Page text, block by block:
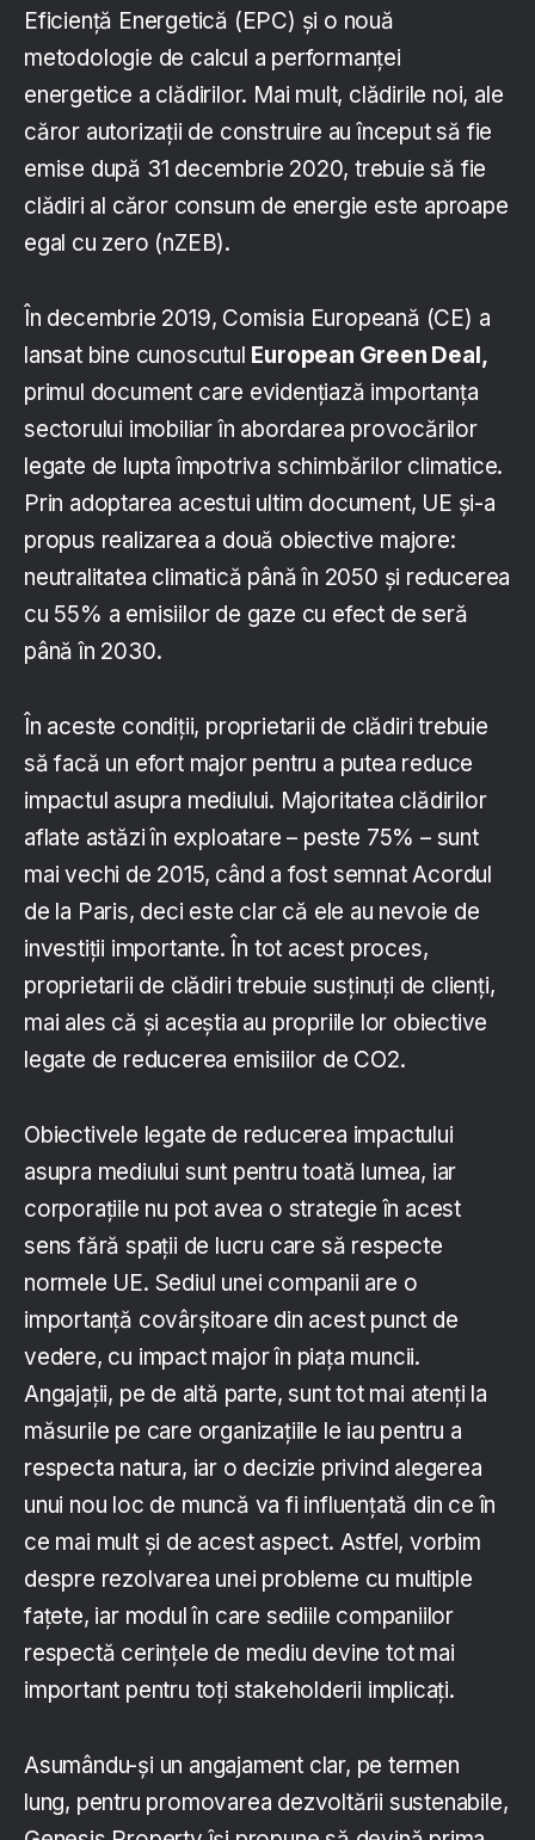
Eficiență Energetică (EPC) și o nouă
metodologie de calcul a performanței
energetice a clădirilor. Mai mult, clădirile noi, ale
căror autorizaţii de construire au început să fie
emise după 31 decembrie 2020, trebuie să fie
clădiri al căror consum de energie este aproape
egal cu zero (nZEB).
În decembrie 2019, Comisia Europeană (CE) a
lansat bine cunoscutul European Green Deal,
primul document care evidențiază importanța
sectorului imobiliar în abordarea provocărilor
legate de lupta împotriva schimbărilor climatice.
Prin adoptarea acestui ultim document, UE și-a
propus realizarea a două obiective majore:
neutralitatea climatică până în 2050 și reducerea
cu 55% a emisiilor de gaze cu efect de seră
până în 2030.
În aceste condiții, proprietarii de clădiri trebuie
să facă un efort major pentru a putea reduce
impactul asupra mediului. Majoritatea clădirilor
aflate astăzi în exploatare – peste 75% – sunt
mai vechi de 2015, când a fost semnat Acordul
de la Paris, deci este clar că ele au nevoie de
investiții importante. În tot acest proces,
proprietarii de clădiri trebuie susținuți de clienți,
mai ales că și aceștia au propriile lor obiective
legate de reducerea emisiilor de CO2.
Obiectivele legate de reducerea impactului
asupra mediului sunt pentru toată lumea, iar
corporațiile nu pot avea o strategie în acest
sens fără spații de lucru care să respecte
normele UE. Sediul unei companii are o
importanță covârșitoare din acest punct de
vedere, cu impact major în piața muncii.
Angajații, pe de altă parte, sunt tot mai atenți la
măsurile pe care organizațiile le iau pentru a
respecta natura, iar o decizie privind alegerea
unui nou loc de muncă va fi influențată din ce în
ce mai mult și de acest aspect. Astfel, vorbim
despre rezolvarea unei probleme cu multiple
fațete, iar modul în care sediile companiilor
respectă cerințele de mediu devine tot mai
important pentru toți stakeholderii implicați.
Asumându-și un angajament clar, pe termen
lung, pentru promovarea dezvoltării sustenabile,